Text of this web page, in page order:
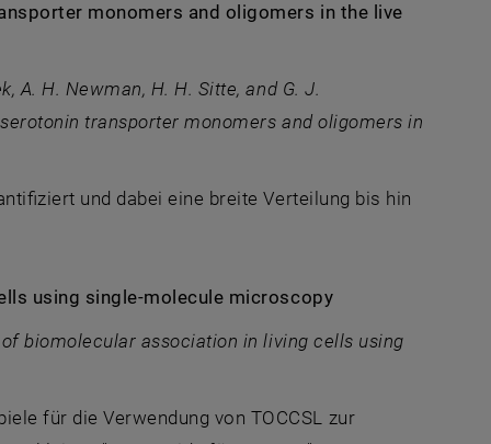
monomers and oligomers in the live
A. H. Newman, H. H. Sitte, and G. J.
transporter monomers and oligomers in
externe URL in einem neuen Fenster
und dabei eine breite Verteilung bis hin
using single-molecule microscopy
biomolecular association in living cells using
eine externe URL in einem neuen Fenster
für die Verwendung von TOCCSL zur